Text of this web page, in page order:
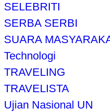
SELEBRITI
SERBA SERBI
SUARA
Technologi
TRAVELING
TRAVELISTA
Ujian Nasional UN